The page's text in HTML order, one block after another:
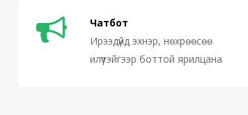
Чатбот
Ирээдүйд эхнэр, нөхрөөсөө
илүүтэйгээр боттой ярилцана